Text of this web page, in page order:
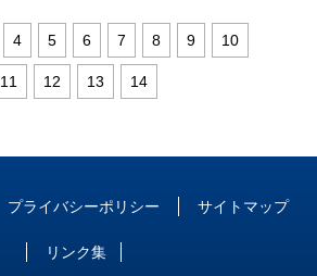
4 5 6 7 8 9 10
11 12 13 14
プライバシーポリシー サイトマップ
リンク集